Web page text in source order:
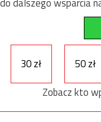
30 zł 50 zł
Zobacz kto